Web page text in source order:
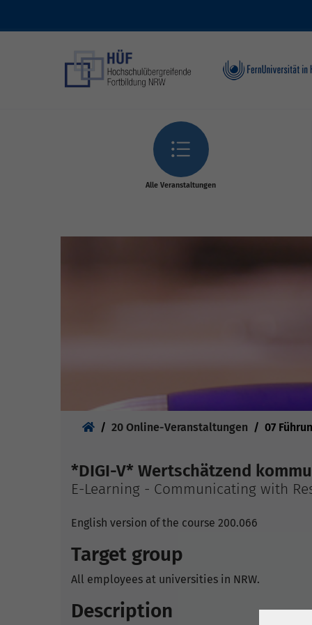
Alle Veranstaltungen
20 Online-Veranstaltungen 07
*DIGI-V* Wertschätzend
E-Learning - Communicating with
English version of the course 200.066
Target group
All employees at universities in NRW.
Description